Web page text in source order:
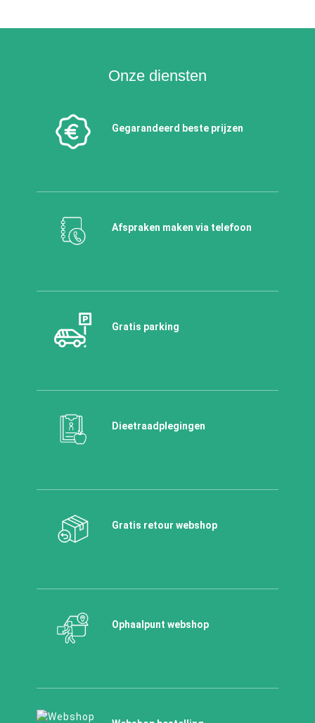
Onze diensten
Gegarandeerd beste prijzen
Afspraken maken via telefoon
Gratis parking
Dieetraadplegingen
Gratis retour webshop
Ophaalpunt webshop